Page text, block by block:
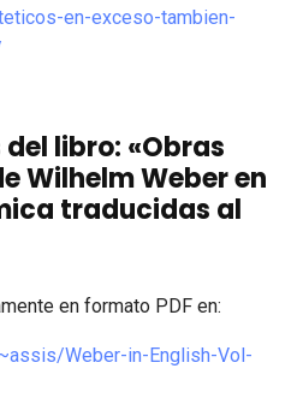
en-exceso-tambien-
libro: «Obras
Wilhelm Weber en
traducidas al
en formato PDF en:
Weber-in-English-Vol-